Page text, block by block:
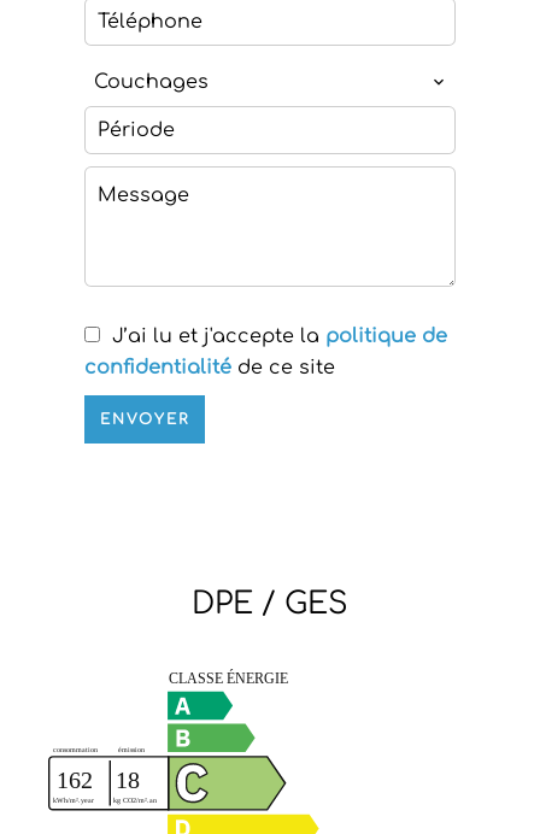
Couchages
J’ai lu et j'accepte la politique de
confidentialité de ce site
ENVOYER
DPE / GES